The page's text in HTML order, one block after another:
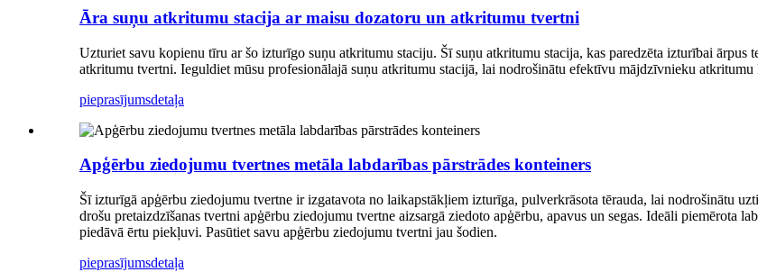
Āra suņu atkritumu stacija ar maisu dozatoru un atkritumu tvertni
Uzturiet savu kopienu tīru ar šo izturīgo suņu atkritumu staciju. Šī suņu atkritumu stacija, kas paredzēta izturībai
atkritumu tvertni. Ieguldiet mūsu profesionālajā suņu atkritumu stacijā, lai nodrošinātu efektīvu mājdzīvnieku
pieprasījumsdetaļa
Apģērbu ziedojumu tvertnes metāla labdarības pārstrādes konteiners
Šī izturīgā apģērbu ziedojumu tvertne ir izgatavota no laikapstākļiem izturīga, pulverkrāsota tērauda, ​​lai nodrošinātu
drošu pretaizdzīšanas tvertni apģērbu ziedojumu tvertne aizsargā ziedoto apģērbu, apavus un segas. Ideāli piemērota
piedāvā ērtu piekļuvi. Pasūtiet savu apģērbu ziedojumu tvertni jau šodien.
pieprasījumsdetaļa